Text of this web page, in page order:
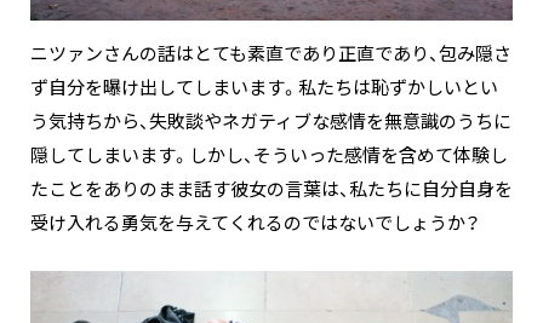
ニツァンさんの話はとても素直であり正直であり、包み隠さ
ず自分を曝け出してしまいます。私たちは恥ずかしいとい
う気持ちから、失敗談やネガティブな感情を無意識のうちに
隠してしまいます。しかし、そういった感情を含めて体験し
たことをありのまま話す彼女の言葉は、私たちに自分自身を
受け入れる勇気を与えてくれるのではないでしょうか？